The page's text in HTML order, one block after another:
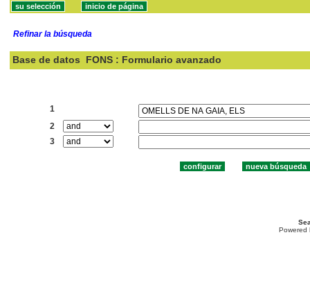
Refinar la búsqueda
Base de datos FONS : Formulario avanzado
1
2
3
Powered